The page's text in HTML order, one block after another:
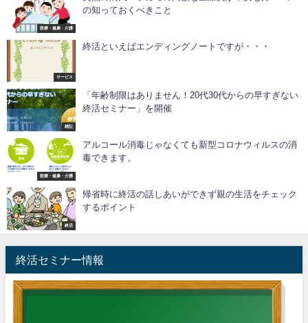
医療・健康・介護
の知っておくべきこと
サービス
終活といえばエンディングノートですが・・・
雑記
「年齢制限はありません！20代30代からの早すぎない
終活セミナー」を開催
医療・健康・介護
アルコール消毒じゃなくても新型コロナウィルスの消
毒できます。
終活
帰省時に終活の話しあいができず親の生活をチェック
するポイント
終活セミナー情報